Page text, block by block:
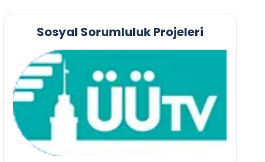
Sosyal Sorumluluk Projeleri